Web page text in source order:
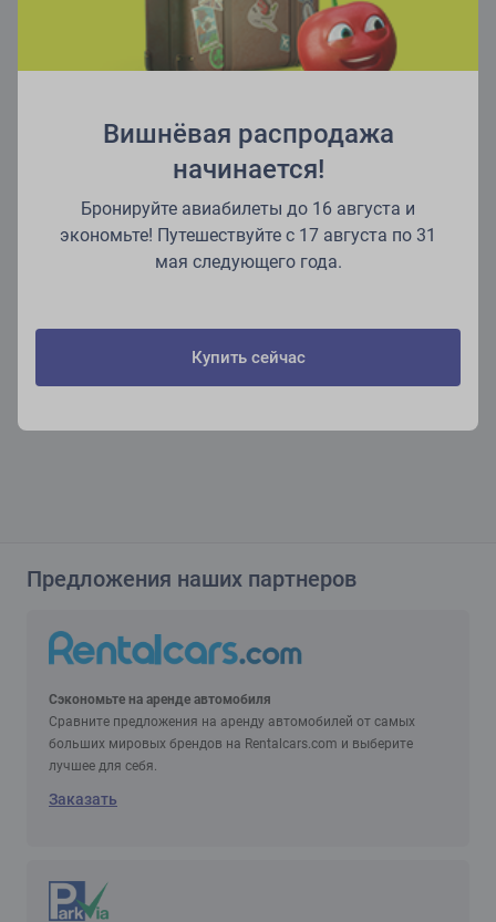
Предложения наших партнеров
Сэкономьте на аренде автомобиля
Сравните предложения на аренду автомобилей от самых
больших мировых брендов на Rentalcars.com и выберите
лучшее для себя.
Заказать
Вишнёвая распродажа
начинается!
Бронируйте авиабилеты до 16 августа и
экономьте! Путешествуйте с 17 августа по 31
мая следующего года.
Купить сейчас